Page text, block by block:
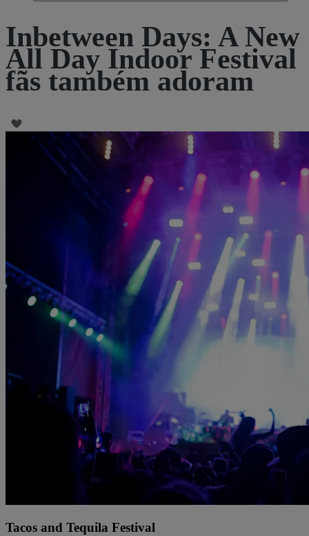
Inbetween Days: A New
All Day Indoor Festival
fãs também adoram
Tacos and Tequila Festival